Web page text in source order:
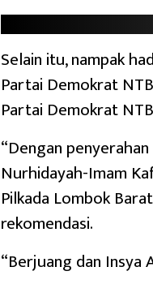
Selain itu, nampak
Partai Demokrat
Partai Demokrat
“Dengan
Nurhidayah-Imam
Pilkada Lombok
rekomendasi.
“Berjuang dan Insya